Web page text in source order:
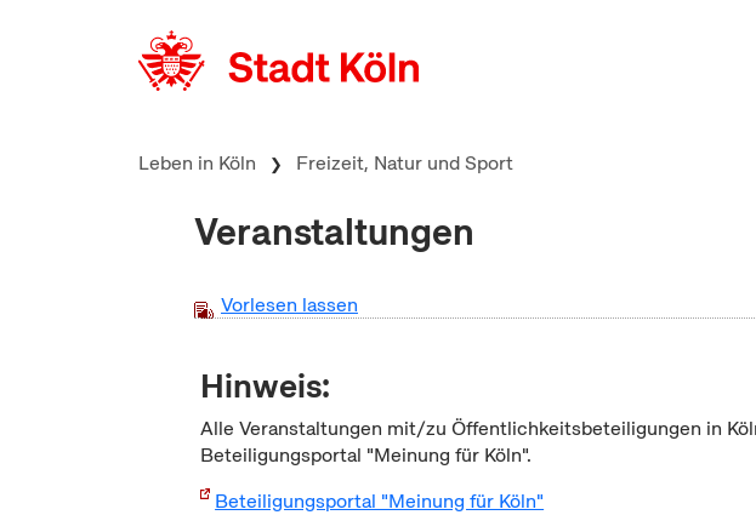
Leben in Köln Freizeit, Natur und Sport
Veranstaltungen
Vorlesen lassen
Hinweis:
Alle Veranstaltungen mit/zu Öffentlichkeitsbeteiligungen in
Beteiligungsportal "Meinung für Köln".
Beteiligungsportal "Meinung für Köln"